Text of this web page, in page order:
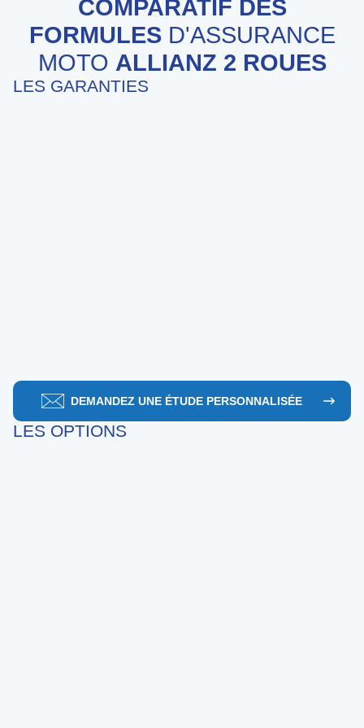
COMPARATIF DES
FORMULES D'ASSURANCE
MOTO ALLIANZ 2 ROUES
LES GARANTIES
DEMANDEZ UNE ÉTUDE PERSONNALISÉE
LES OPTIONS